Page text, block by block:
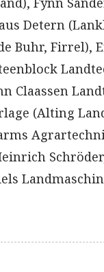
Detern
Buhr, Firrel),
Claassen
(Alting